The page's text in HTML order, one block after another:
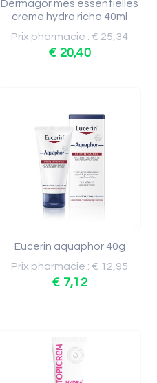
Dermagor mes essentielles
creme hydra riche 40ml
Prix pharmacie : € 25,34
€ 20,40
Eucerin aquaphor 40g
Prix pharmacie : € 12,95
€ 7,12